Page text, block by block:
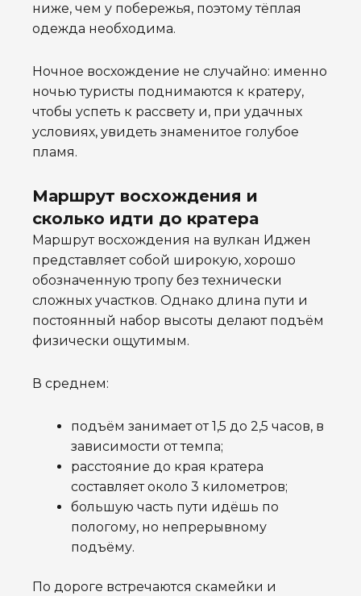
ниже, чем у побережья, поэтому тёплая
одежда необходима.
Ночное восхождение не случайно: именно
ночью туристы поднимаются к кратеру,
чтобы успеть к рассвету и, при удачных
условиях, увидеть знаменитое голубое
пламя.
Маршрут восхождения и
сколько идти до кратера
Маршрут восхождения на вулкан Иджен
представляет собой широкую, хорошо
обозначенную тропу без технически
сложных участков. Однако длина пути и
постоянный набор высоты делают подъём
физически ощутимым.
В среднем:
подъём занимает от 1,5 до 2,5 часов, в
зависимости от темпа;
расстояние до края кратера
составляет около 3 километров;
большую часть пути идёшь по
пологому, но непрерывному
подъёму.
По дороге встречаются скамейки и